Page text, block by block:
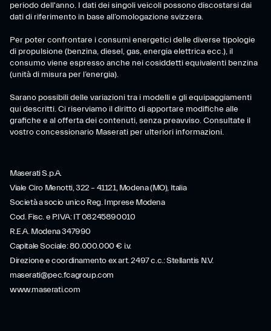
periodo dell'anno. I dati dei singoli veicoli possono discostarsi dai
dati di riferimento in base all’omologazione svizzera.
Per poter confrontare i consumi energetici delle diverse tipologie
di propulsione (benzina, diesel, gas, energia elettrica ecc.), il
consumo viene espresso anche nei cosiddetti equivalenti benzina
(unità di misura per l’energia).
Sarano possibili delle variazioni tra i modelli e gli equipaggiamenti
qui descritti. Ci riserviamo il diritto di apportare modifiche alle
grafiche e al offerta dei contenuti, senza preavviso. Consultate il
vostro concessionario Maserati per ulteriori informazioni.
Maserati S.p.A.
Viale Ciro Menotti, 322 – 41121, Modena (MO), Italia
Società a socio unico Reg. Imprese Modena
Cod. Fisc. e P.IVA: IT 08245890010
R.E.A. Modena 347990
Capitale Sociale: 80.000.000 € i.v.
Direzione e coordinamento ex art. 2497 c.c.: Stellantis N.V.
maserati@pec.fcagroup.com
www.maserati.com